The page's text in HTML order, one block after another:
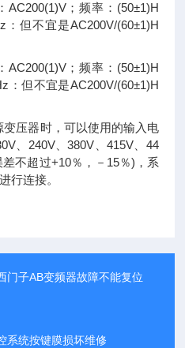
；频率：(50±1)H
：但不宜是AC200V/(60±1)H
；频率：(50±1)H
：但不宜是AC200V/(60±1)H
压器时，可以使用的输入电
、240V、380V、415V、44
不超过+10％，－15％)，系
行连接。
门子AB变频器故障不能复位
系统按键膜损坏维修